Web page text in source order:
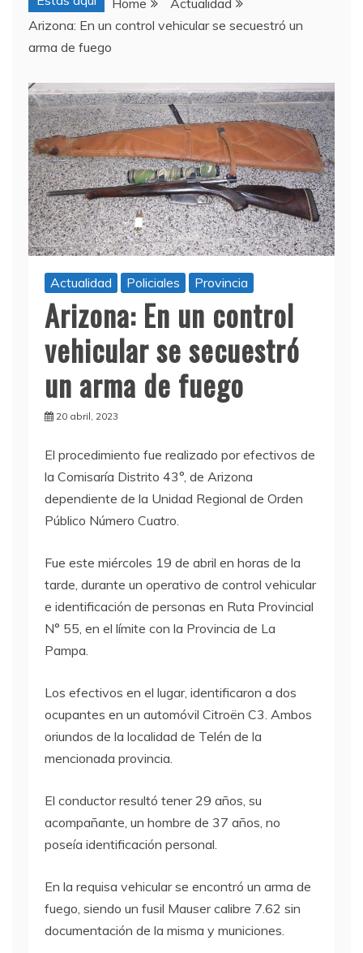
Home
Actualidad
Arizona: En un control vehicular se secuestró un
arma de fuego
Actualidad Policiales Provincia
Arizona: En un control
vehicular se secuestró
un arma de fuego
20 abril, 2023
El procedimiento fue realizado por efectivos de
la Comisaría Distrito 43°, de Arizona
dependiente de la Unidad Regional de Orden
Público Número Cuatro.
Fue este miércoles 19 de abril en horas de la
tarde, durante un operativo de control vehicular
e identificación de personas en Ruta Provincial
N° 55, en el límite con la Provincia de La
Pampa.
Los efectivos en el lugar, identificaron a dos
ocupantes en un automóvil Citroën C3. Ambos
oriundos de la localidad de Telén de la
mencionada provincia.
El conductor resultó tener 29 años, su
acompañante, un hombre de 37 años, no
poseía identificación personal.
En la requisa vehicular se encontró un arma de
fuego, siendo un fusil Mauser calibre 7.62 sin
documentación de la misma y municiones.